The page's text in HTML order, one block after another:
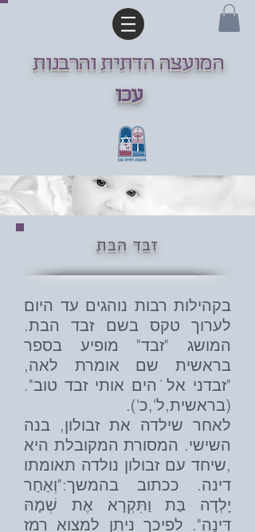
המועצה הדתית והרבנות
עכו
זבד הבת
בקהילות רבות נוהגים עד היום
לערוך טקס בשם זבד הבת.
המושג "זבד" מופיע בספר
בראשית שם אומרת לאה,
"זבדני אל˙הים אותי זבד טוב".
(בראשית,ל',כ').
לאחר שילדה את זבולון, בנה
השישי. המסורת המקובלת היא
,שיחד עם זבולון נולדה תאומתו
דינה. ככתוב בהמשך:"וְאַחַר
יָלְדָה בַּת וַתִּקְרָא אֶת שְׁמָהּ
דִּינָה". לפיכך ניתן למצוא רמז